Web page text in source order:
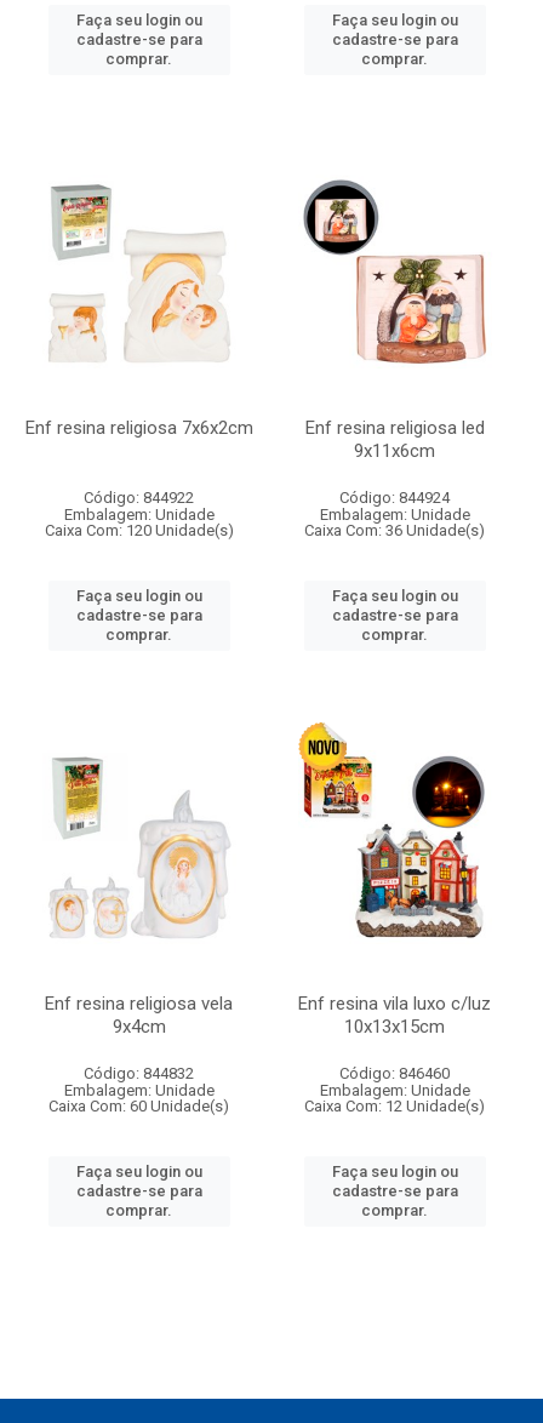
Faça seu login ou
cadastre-se para
comprar.
Faça seu login ou
cadastre-se para
comprar.
Enf resina religiosa 7x6x2cm
Código: 844922
Embalagem: Unidade
Caixa Com: 120 Unidade(s)
Faça seu login ou
cadastre-se para
comprar.
Enf resina religiosa led
9x11x6cm
Código: 844924
Embalagem: Unidade
Caixa Com: 36 Unidade(s)
Faça seu login ou
cadastre-se para
comprar.
Enf resina religiosa vela
9x4cm
Código: 844832
Embalagem: Unidade
Caixa Com: 60 Unidade(s)
Faça seu login ou
cadastre-se para
comprar.
Enf resina vila luxo c/luz
10x13x15cm
Código: 846460
Embalagem: Unidade
Caixa Com: 12 Unidade(s)
Faça seu login ou
cadastre-se para
comprar.